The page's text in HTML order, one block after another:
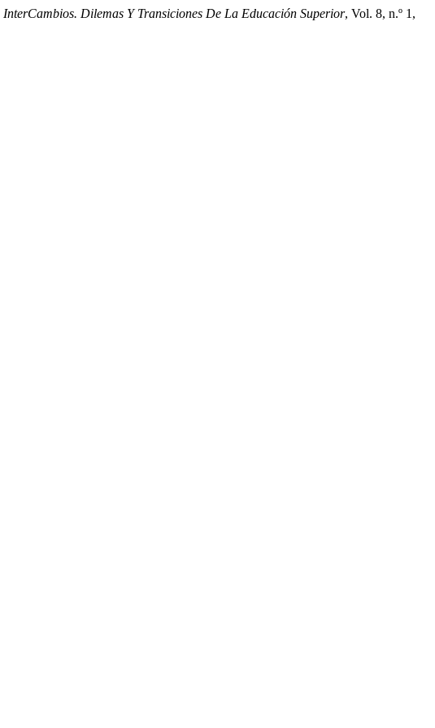
InterCambios. Dilemas Y Transiciones De La Educación Superior, Vol. 8, n.º 1,